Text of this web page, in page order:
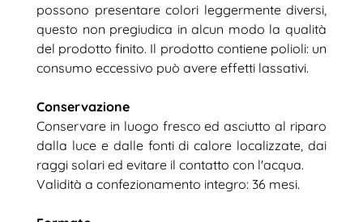
possono presentare colori leggermente diversi,
questo non pregiudica in alcun modo la qualità
del prodotto finito. Il prodotto contiene polioli: un
consumo eccessivo può avere effetti lassativi.
Conservazione
Conservare in luogo fresco ed asciutto al riparo
dalla luce e dalle fonti di calore localizzate, dai
raggi solari ed evitare il contatto con l'acqua.
Validità a confezionamento integro: 36 mesi.